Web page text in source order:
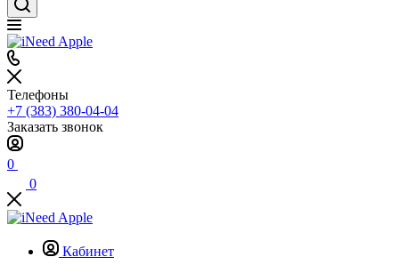
Телефоны
+7 (383) 380-04-04
Заказать звонок
0
0
Кабинет